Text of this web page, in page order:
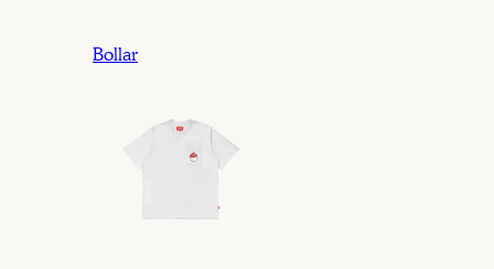
Bollar